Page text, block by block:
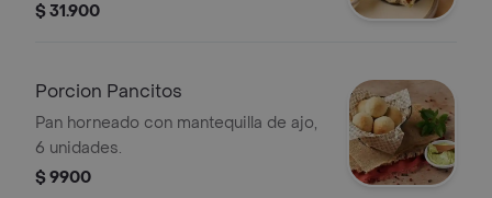
$ 31.900
Porcion Pancitos
Pan horneado con mantequilla de ajo,
6 unidades.
$ 9900